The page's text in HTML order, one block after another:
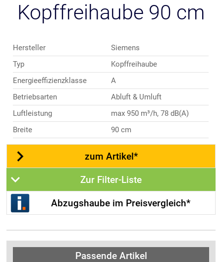
Kopffreihaube 90 cm
Hersteller
Siemens
Typ
Kopffreihaube
Energieeffizienzklasse
A
Betriebsarten
Abluft & Umluft
Luftleistung
max 950 m³/h, 78 dB(A)
Breite
90 cm
zum Artikel*
Zur Filter-Liste
Abzugshaube im Preisvergleich*
Passende Artikel